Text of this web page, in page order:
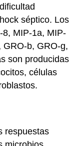
séptico. Los
MIP-1a, MIP-
GRO-b, GRO-g,
son producidas
células
respuestas